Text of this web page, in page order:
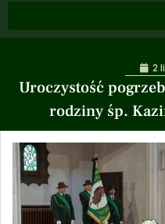
Uroczystość
rodziny śp.
2